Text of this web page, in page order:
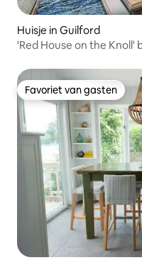
Huisje in Guilford
'Red House on the Knoll'
Favoriet van gasten
Favoriet van gasten